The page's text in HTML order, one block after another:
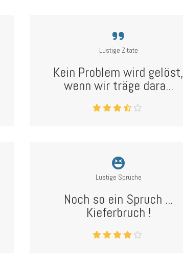
Lustige Zitate
Kein Problem wird gelöst,
wenn wir träge dara...
Lustige Sprüche
Noch so ein Spruch ...
Kieferbruch !